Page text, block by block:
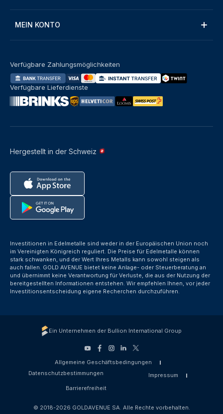
MEIN KONTO
Hergestellt in der Schweiz
Verfügbare Zahlungsmöglichkeiten
Verfügbare Lieferdienste
Investitionen in Edelmetalle sind weder in der Europäischen Union noch
im Vereinigten Königreich reguliert. Die Preise für Edelmetalle können
stark schwanken, und der Wert Ihres Metalls kann sowohl steigen als
auch fallen. GOLD AVENUE bietet keine Anlage- oder Steuerberatung an
und übernimmt keine Verantwortung für Verluste, die aus der Nutzung der
bereitgestellten Informationen entstehen. Wir empfehlen Ihnen, vor jeder
Investitionsentscheidung eigene Recherchen durchzuführen.
Ein Unternehmen der Bullion International Group
Allgemeine Geschäftsbedingungen
Datenschutzbestimmungen
Impressum
Barrierefreiheit
© 2018-2026 GOLDAVENUE SA. Alle Rechte vorbehalten.